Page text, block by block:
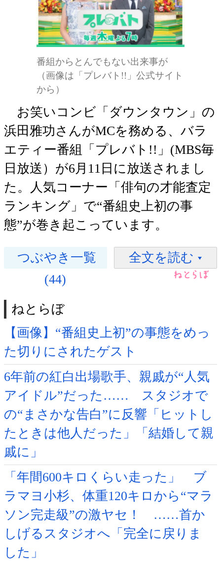
番組からとんでもない出来事が
（画像は「プレバト!!」公式サイト
から）
お笑いコンビ「ダウンタウン」の
浜田雅功さんがMCを務める、バラ
エティー番組「プレバト!!」(MBS毎
日放送）が6月11日に放送されまし
た。人気コーナー「俳句の才能査定
ランキング」で“番組史上初の事
態”が巻き起こっています。
つぶやき一覧
(44)
全文を読む
ねとらぼ
【画像】“番組史上初”の事態をめっ
た切りにされたゲスト
6年前の紅白出場歌手、親戚が“人気
アイドル”だった…… スタジオで
の“まさかな告白”に反響「ヒットし
たときは他人だった」「結婚して親
戚に」
「年間600キロくらい走った」 ブ
ラマヨ小杉、体重120キロから“マラ
ソン完走級”の激ヤセ！ ……首か
しげるスタジオへ「完全に戻りま
した」